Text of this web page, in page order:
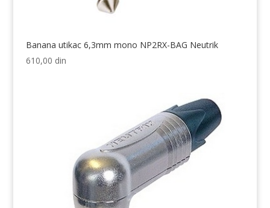
Banana utikac 6,3mm mono NP2RX-BAG Neutrik
610,00 din